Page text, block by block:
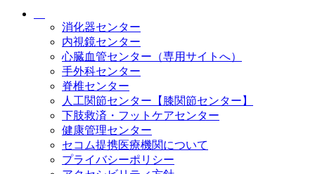
消化器センター
内視鏡センター
心臓血管センター（専用サイトへ）
手外科センター
脊椎センター
人工関節センター【膝関節センター】
下肢救済・フットケアセンター
健康管理センター
セコム提携医療機関について
プライバシーポリシー